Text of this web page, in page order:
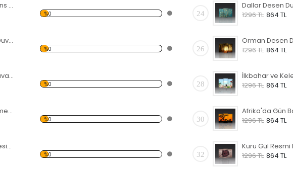
Yerel Boyalı İnsans Forex Tablo
%0 24
1296 TL 864 TL
Ayçiçek Desen Duvar Panosu
%0 26
1296 TL 864 TL
Laleler Desen Duvar Panosu
%0 28
1296 TL 864 TL
Beyaz Yel Değirmenleri Forex Tablo
%0 30
1296 TL 864 TL
Modern Soyut Resim 21 Forex Tablo
%0 32
1296 TL 864 TL